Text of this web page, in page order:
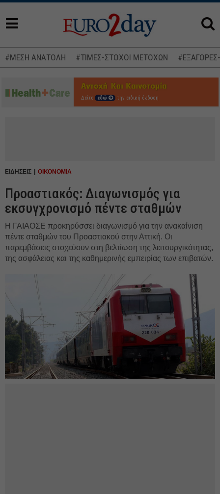
#ΜΕΣΗ ΑΝΑΤΟΛΗ #ΤΙΜΕΣ-ΣΤΟΧΟΙ ΜΕΤΟΧΩΝ
Δείτε εδώ την ειδική έκδοση
ΕΙΔΗΣΕΙΣ ΟΙΚΟΝΟΜΙΑ
Προαστιακός: Διαγωνισμός για
εκσυγχρονισμό πέντε σταθμών
Η ΓΑΙΑΟΣΕ προκηρύσσει διαγωνισμό για την ανακαίνιση
πέντε σταθμών του Προαστιακού στην Αττική. Οι
παρεμβάσεις στοχεύουν στη βελτίωση της λειτουργικότητας,
της ασφάλειας και της καθημερινής εμπειρίας των επιβατών.